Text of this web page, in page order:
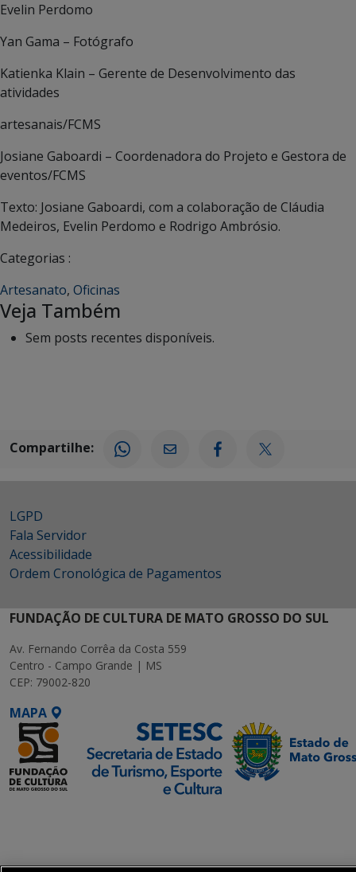
Evelin Perdomo
Yan Gama – Fotógrafo
Katienka Klain – Gerente de Desenvolvimento das
atividades
artesanais/FCMS
Josiane Gaboardi – Coordenadora do Projeto e Gestora de
eventos/FCMS
Texto: Josiane Gaboardi, com a colaboração de Cláudia
Medeiros, Evelin Perdomo e Rodrigo Ambrósio.
Categorias :
Artesanato, Oficinas
Veja Também
Sem posts recentes disponíveis.
Compartilhe:
LGPD
Fala Servidor
Acessibilidade
Ordem Cronológica de Pagamentos
FUNDAÇÃO DE CULTURA DE MATO GROSSO DO SUL
Av. Fernando Corrêa da Costa 559
Centro - Campo Grande | MS
CEP: 79002-820
MAPA